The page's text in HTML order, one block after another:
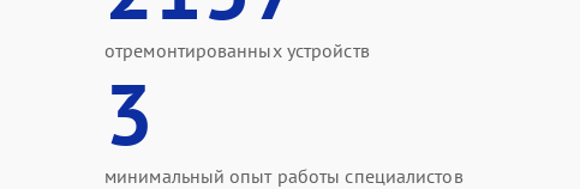
отремонтированных устройств
3
минимальный опыт работы специалистов